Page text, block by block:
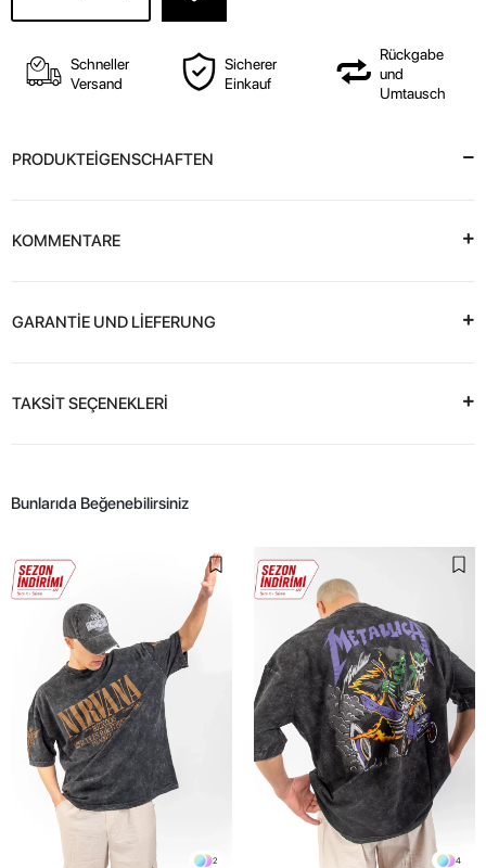
Schneller
Versand
Sicherer
Einkauf
Rückgabe
und
Umtausch
PRODUKTEİGENSCHAFTEN
KOMMENTARE
GARANTİE UND LİEFERUNG
TAKSİT SEÇENEKLERİ
Bunlarıda Beğenebilirsiniz
2 4